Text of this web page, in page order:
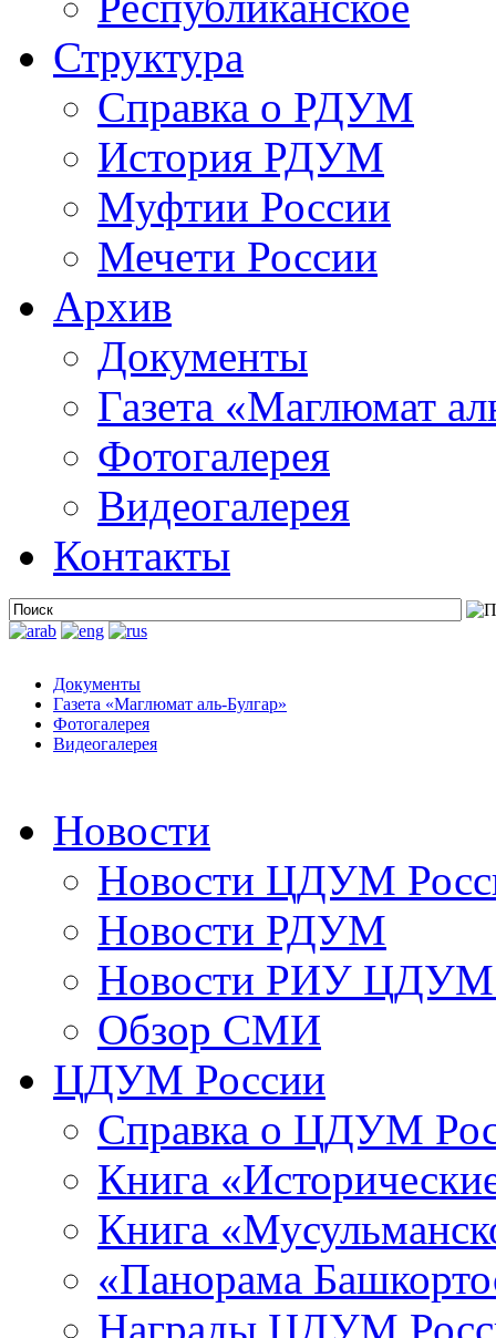
Структура
Справка о РДУМ
История РДУМ
Муфтии России
Мечети России
Архив
Документы
Газета «Маглюмат
Фотогалерея
Видеогалерея
Контакты
Документы
Газета «Маглюмат аль-Булгар»
Фотогалерея
Видеогалерея
Новости
Новости ЦДУМ
Новости РДУМ
Новости РИУ ЦДУМ
Обзор СМИ
ЦДУМ России
Справка о ЦДУМ
Книга
Книга
«Панорама